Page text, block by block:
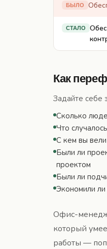
БЫЛО
СТАЛО
Как
Задайте себе
Сколько
Что
С кем вы
Были ли
проектом
Были ли
Экономили
Офис-
который
работы —